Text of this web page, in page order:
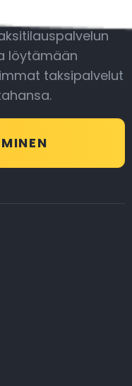
löytämään
taksipalvelut